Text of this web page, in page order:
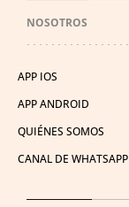
NOSOTROS
APP IOS
APP ANDROID
QUIÉNES SOMOS
CANAL DE WHATSAPP